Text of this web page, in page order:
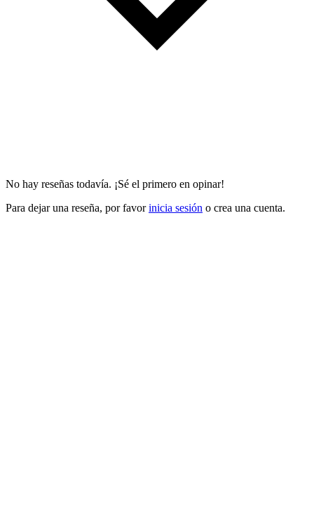
No hay reseñas todavía. ¡Sé el primero en opinar!
Para dejar una reseña, por favorinicia sesión o crea una cuenta.